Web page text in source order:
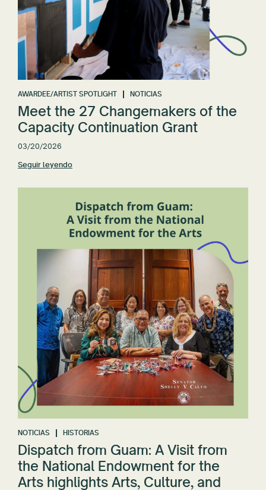
AWARDEE/ARTIST SPOTLIGHT NOTICIAS
Meet the 27 Changemakers of the
Capacity Continuation Grant
03/20/2026
Seguir leyendo
NOTICIAS HISTORIAS
Dispatch from Guam: A Visit from
the National Endowment for the
Arts highlights Arts, Culture, and